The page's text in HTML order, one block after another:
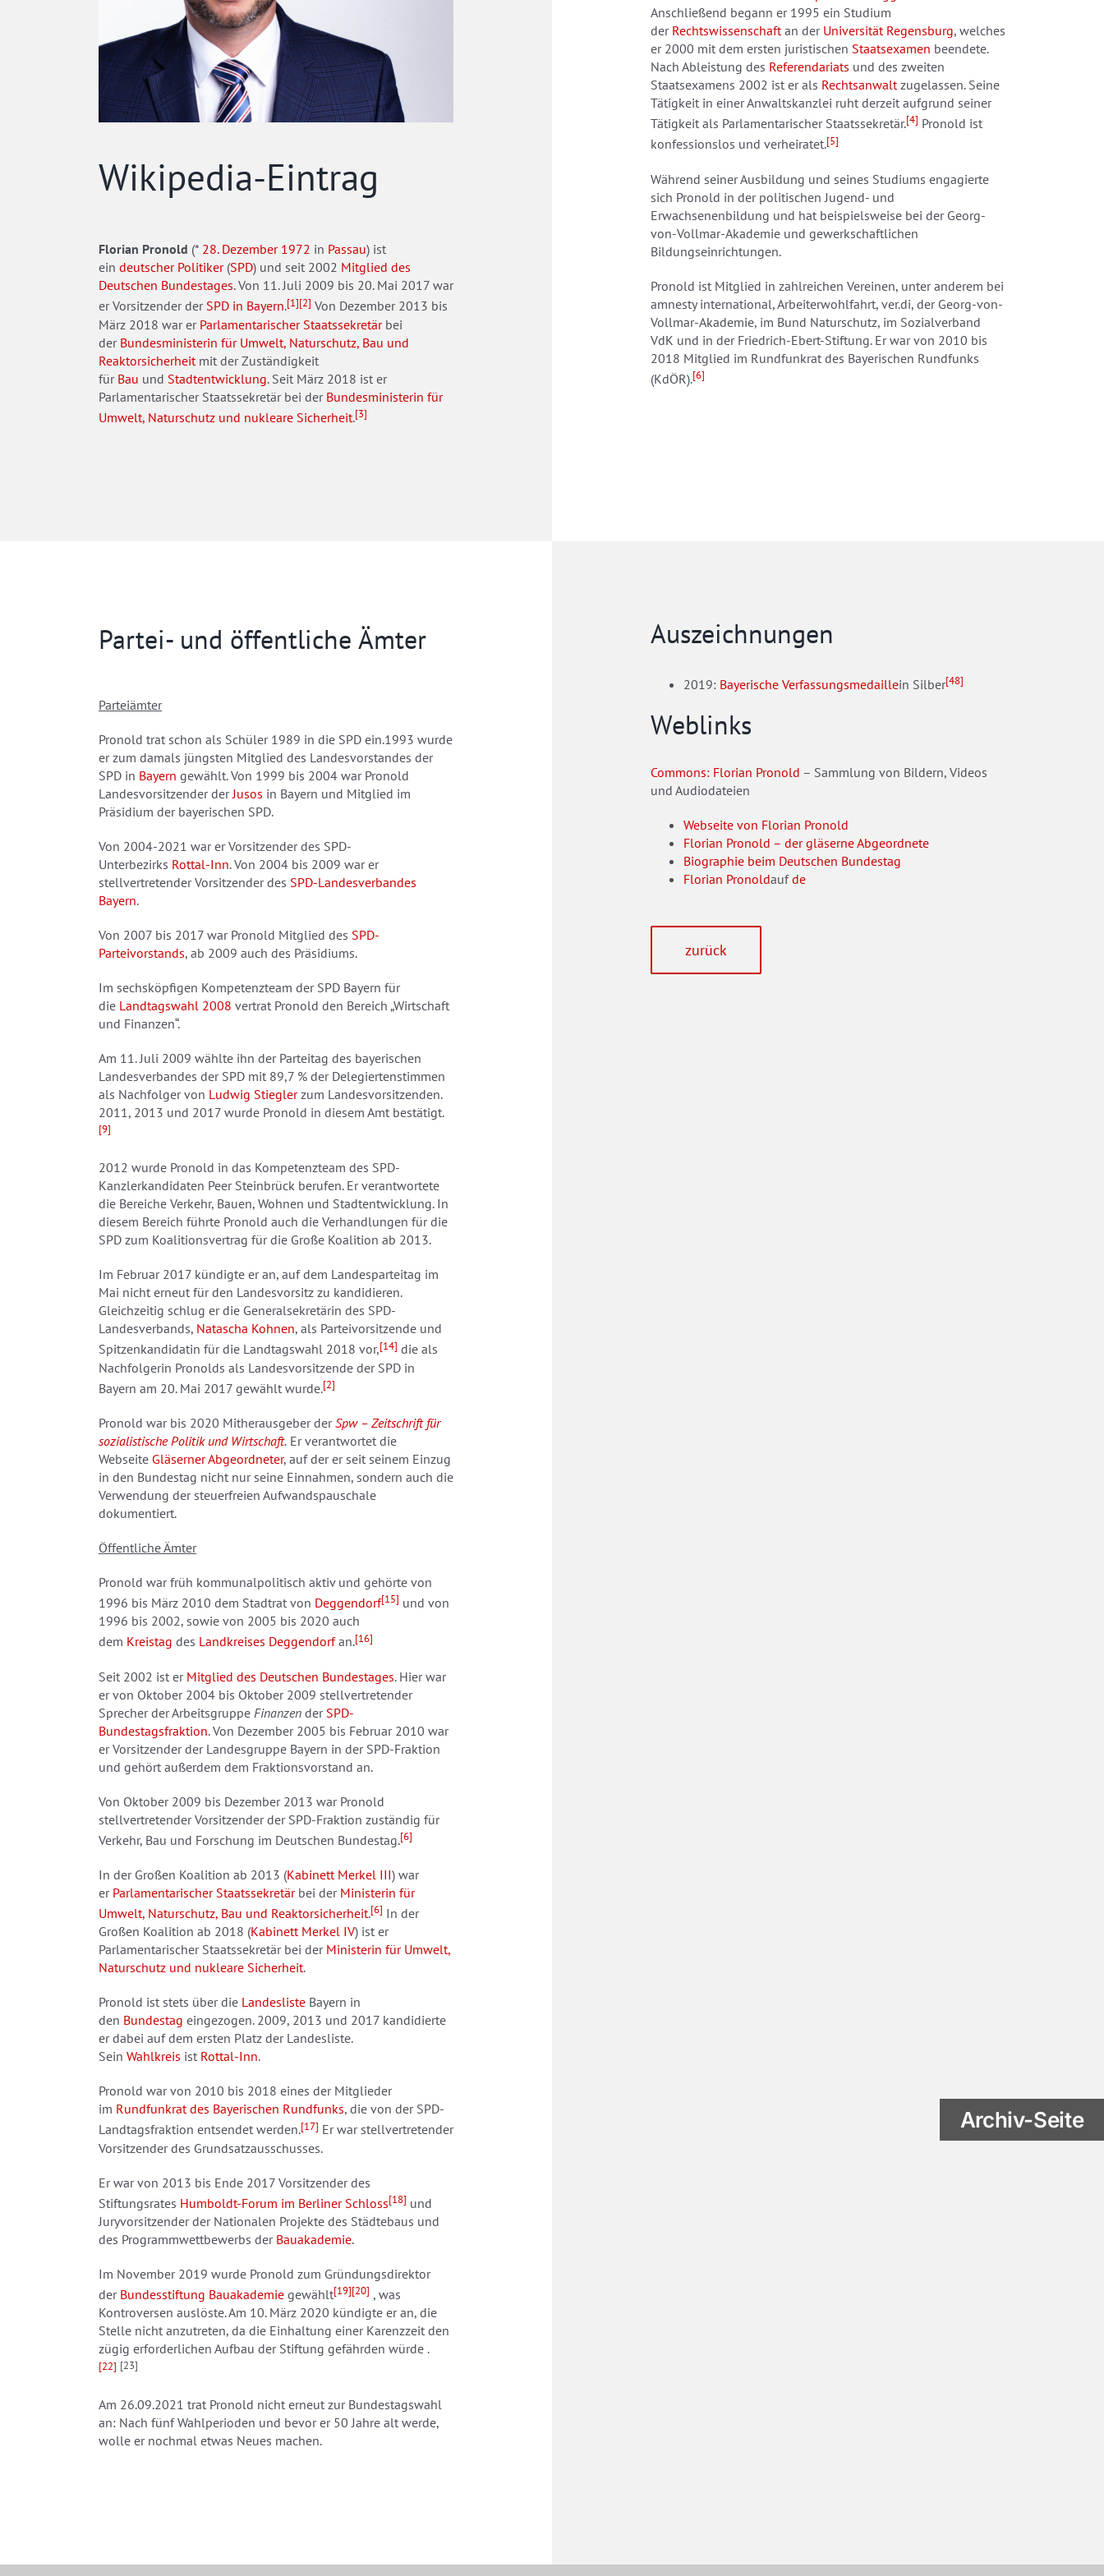
Wikipedia-Eintrag
Florian Pronold (* 28. Dezember 1972 in Passau) ist
ein deutscher Politiker(SPD) und seit 2002 Mitglied des
Deutschen Bundestages. Von 11. Juli 2009 bis 20. Mai 2017 war
er Vorsitzender der SPD in Bayern.[1][2] Von Dezember 2013 bis
März 2018 war er Parlamentarischer Staatssekretärbei
der Bundesministerin für Umwelt, Naturschutz, Bau und
Reaktorsicherheit mit der Zuständigkeit
für Bau und Stadtentwicklung. Seit März 2018 ist er
Parlamentarischer Staatssekretär bei der Bundesministerin für
Umwelt, Naturschutz und nukleare Sicherheit.[3]
Anschließend begann er 1995 ein Studium
der Rechtswissenschaftan der Universität Regensburg, welches
er 2000 mit dem ersten juristischen Staatsexamen beendete.
Nach Ableistung des Referendariats und des zweiten
Staatsexamens 2002 ist er als Rechtsanwaltzugelassen. Seine
Tätigkeit in einer Anwaltskanzlei ruht derzeit aufgrund seiner
Tätigkeit als Parlamentarischer Staatssekretär.[4] Pronold ist
konfessionslos und verheiratet.[5]
Während seiner Ausbildung und seines Studiums engagierte
sich Pronold in der politischen Jugend- und
Erwachsenenbildung und hat beispielsweise bei der Georg-
von-Vollmar-Akademie und gewerkschaftlichen
Bildungseinrichtungen.
Pronold ist Mitglied in zahlreichen Vereinen, unter anderem bei
amnesty international, Arbeiterwohlfahrt, ver.di, der Georg-von-
Vollmar-Akademie, im Bund Naturschutz, im Sozialverband
VdK und in der Friedrich-Ebert-Stiftung. Er war von 2010 bis
2018 Mitglied im Rundfunkrat des Bayerischen Rundfunks
(KdÖR).[6]
Partei- und öffentliche Ämter
Parteiämter
Pronold trat schon als Schüler 1989 in die SPD ein.1993 wurde
er zum damals jüngsten Mitglied des Landesvorstandes der
SPD in Bayern gewählt. Von 1999 bis 2004 war Pronold
Landesvorsitzender der Jusos in Bayern und Mitglied im
Präsidium der bayerischen SPD.
Von 2004-2021 war er Vorsitzender des SPD-
Unterbezirks Rottal-Inn. Von 2004 bis 2009 war er
stellvertretender Vorsitzender des SPD-Landesverbandes
Bayern.
Von 2007 bis 2017 war Pronold Mitglied des SPD-
Parteivorstands, ab 2009 auch des Präsidiums.
Im sechsköpfigen Kompetenzteam der SPD Bayern für
die Landtagswahl 2008 vertrat Pronold den Bereich „Wirtschaft
und Finanzen“.
Am 11. Juli 2009 wählte ihn der Parteitag des bayerischen
Landesverbandes der SPD mit 89,7 % der Delegiertenstimmen
als Nachfolger von Ludwig Stieglerzum Landesvorsitzenden.
2011, 2013 und 2017 wurde Pronold in diesem Amt bestätigt.
[9]
2012 wurde Pronold in das Kompetenzteam des SPD-
Kanzlerkandidaten Peer Steinbrück berufen. Er verantwortete
die Bereiche Verkehr, Bauen, Wohnen und Stadtentwicklung. In
diesem Bereich führte Pronold auch die Verhandlungen für die
SPD zum Koalitionsvertrag für die Große Koalition ab 2013.
Im Februar 2017 kündigte er an, auf dem Landesparteitag im
Mai nicht erneut für den Landesvorsitz zu kandidieren.
Gleichzeitig schlug er die Generalsekretärin des SPD-
Landesverbands, Natascha Kohnen, als Parteivorsitzende und
Spitzenkandidatin für die Landtagswahl 2018 vor,[14] die als
Nachfolgerin Pronolds als Landesvorsitzende der SPD in
Bayern am 20. Mai 2017 gewählt wurde.[2]
Pronold war bis 2020 Mitherausgeber derSpw – Zeitschrift für
sozialistische Politik und Wirtschaft. Er verantwortet die
Webseite Gläserner Abgeordneter, auf der er seit seinem Einzug
in den Bundestag nicht nur seine Einnahmen, sondern auch die
Verwendung der steuerfreien Aufwandspauschale
dokumentiert.
Öffentliche Ämter
Pronold war früh kommunalpolitisch aktiv und gehörte von
1996 bis März 2010 dem Stadtrat von Deggendorf[15] und von
1996 bis 2002, sowie von 2005 bis 2020 auch
dem Kreistag des Landkreises Deggendorfan.[16]
Seit 2002 ist er Mitglied des Deutschen Bundestages. Hier war
er von Oktober 2004 bis Oktober 2009 stellvertretender
Sprecher der Arbeitsgruppe Finanzen der SPD-
Bundestagsfraktion. Von Dezember 2005 bis Februar 2010 war
er Vorsitzender der Landesgruppe Bayern in der SPD-Fraktion
und gehört außerdem dem Fraktionsvorstand an.
Von Oktober 2009 bis Dezember 2013 war Pronold
stellvertretender Vorsitzender der SPD-Fraktion zuständig für
Verkehr, Bau und Forschung im Deutschen Bundestag.[6]
In der Großen Koalition ab 2013 (Kabinett Merkel III) war
er Parlamentarischer Staatssekretärbei der Ministerin für
Umwelt, Naturschutz, Bau und Reaktorsicherheit.[6] In der
Großen Koalition ab 2018 (Kabinett Merkel IV) ist er
Parlamentarischer Staatssekretär bei der Ministerin für Umwelt,
Naturschutz und nukleare Sicherheit.
Pronold ist stets über die Landesliste Bayern in
den Bundestag eingezogen. 2009, 2013 und 2017 kandidierte
er dabei auf dem ersten Platz der Landesliste.
Sein Wahlkreis ist Rottal-Inn.
Pronold war von 2010 bis 2018 eines der Mitglieder
im Rundfunkrat des Bayerischen Rundfunks, die von der SPD-
Landtagsfraktion entsendet werden.[17] Er war stellvertretender
Vorsitzender des Grundsatzausschusses.
Er war von 2013 bis Ende 2017 Vorsitzender des
Stiftungsrates Humboldt-Forum im Berliner Schloss[18] und
Juryvorsitzender der Nationalen Projekte des Städtebaus und
des Programmwettbewerbs der Bauakademie.
Im November 2019 wurde Pronold zum Gründungsdirektor
der Bundesstiftung Bauakademie gewählt[19][20] , was
Kontroversen auslöste. Am 10. März 2020 kündigte er an, die
Stelle nicht anzutreten, da die Einhaltung einer Karenzzeit den
zügig erforderlichen Aufbau der Stiftung gefährden würde .
[22] [23]
Am 26.09.2021 trat Pronold nicht erneut zur Bundestagswahl
an: Nach fünf Wahlperioden und bevor er 50 Jahre alt werde,
wolle er nochmal etwas Neues machen.
Auszeichnungen
2019: Bayerische Verfassungsmedaillein Silber[48]
Weblinks
Commons: Florian Pronold – Sammlung von Bildern, Videos
und Audiodateien
Webseite von Florian Pronold
Florian Pronold – der gläserne Abgeordnete
Biographie beim Deutschen Bundestag
Florian Pronoldaufde
zurück
Archiv-Seite